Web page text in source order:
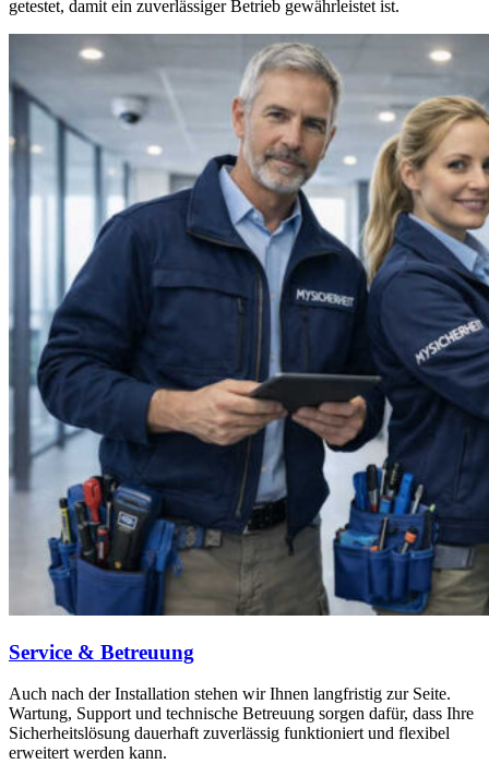
getestet, damit ein zuverlässiger Betrieb gewährleistet ist.
Service & Betreuung
Auch nach der Installation stehen wir Ihnen langfristig zur Seite.
Wartung, Support und technische Betreuung sorgen dafür, dass Ihre
Sicherheitslösung dauerhaft zuverlässig funktioniert und flexibel
erweitert werden kann.